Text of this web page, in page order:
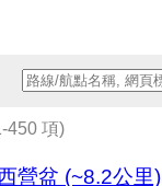
450 項)
營盆 (~8.2公里)